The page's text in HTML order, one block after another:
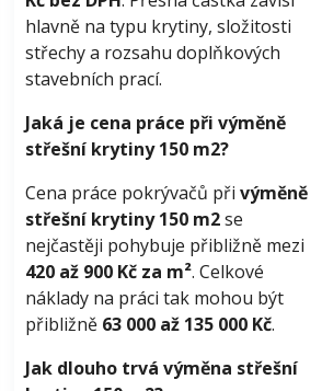
hlavně na typu krytiny, složitosti
střechy a rozsahu doplňkových
stavebních prací.
Jaká je cena práce při výměně
střešní krytiny 150 m2?
Cena práce pokrývačů při výměně
střešní krytiny 150 m2se
nejčastěji pohybuje přibližně mezi
420 až 900 Kč za m². Celkové
náklady na práci tak mohou být
přibližně 63 000 až 135 000 Kč.
Jak dlouho trvá výměna střešní